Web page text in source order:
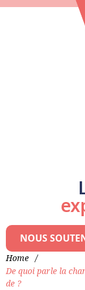
NOUS
Home /
De quoi parle la
de ?